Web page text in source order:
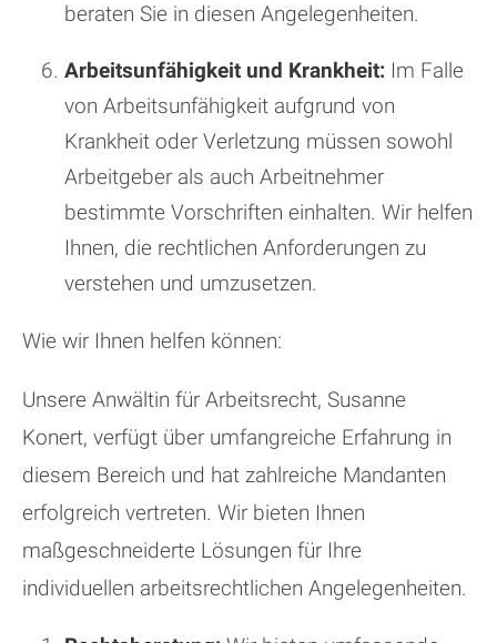
beraten Sie in diesen Angelegenheiten.
Arbeitsunfähigkeit und Krankheit: Im Falle
von Arbeitsunfähigkeit aufgrund von
Krankheit oder Verletzung müssen sowohl
Arbeitgeber als auch Arbeitnehmer
bestimmte Vorschriften einhalten. Wir helfen
Ihnen, die rechtlichen Anforderungen zu
verstehen und umzusetzen.
Wie wir Ihnen helfen können:
Unsere Anwältin für Arbeitsrecht, Susanne
Konert, verfügt über umfangreiche Erfahrung in
diesem Bereich und hat zahlreiche Mandanten
erfolgreich vertreten. Wir bieten Ihnen
maßgeschneiderte Lösungen für Ihre
individuellen arbeitsrechtlichen Angelegenheiten.